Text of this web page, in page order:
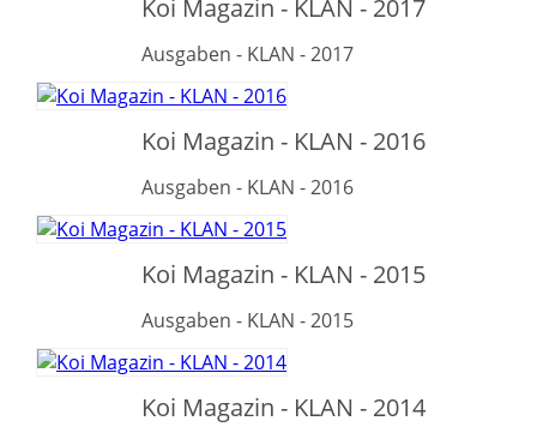
Koi Magazin - KLAN - 2017
Ausgaben - KLAN - 2017
Koi Magazin - KLAN - 2016
Ausgaben - KLAN - 2016
Koi Magazin - KLAN - 2015
Ausgaben - KLAN - 2015
Koi Magazin - KLAN - 2014